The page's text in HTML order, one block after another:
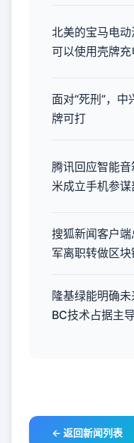
北美的宝马电
可以使用壳牌
面对“死刑”，中
牌可打
腾讯回应智能
米成立手机参
搜狐新闻客户端
军离职转做区块
隆基绿能明确未
BC技术占据主
← 返回新闻列表